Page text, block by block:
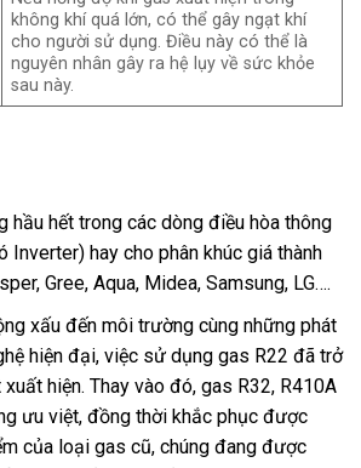
không khí quá lớn, có thể gây ngạt khí
cho người sử dụng. Điều này có thể là
nguyên nhân gây ra hệ lụy về sức khỏe
sau này.
hầu hết trong các dòng điều hòa thông
Inverter) hay cho phân khúc giá thành
Gree, Aqua, Midea, Samsung, LG….
xấu đến môi trường cùng những phát
hiện đại, việc sử dụng gas R22 đã trở
hiện. Thay vào đó, gas R32, R410A
ưu việt, đồng thời khắc phục được
của loại gas cũ, chúng đang được